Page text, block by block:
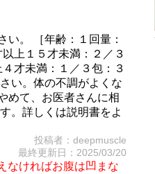
い。 ［年齢：１回量：
上１５才未満：２／３
才未満：１／３包：３
い。体の不調がよくな
めて、お医者さんに相
。詳しくは説明書をよ
投稿者：deepmuscle
最終更新日：2025/03/20
なければお腹は凹まな